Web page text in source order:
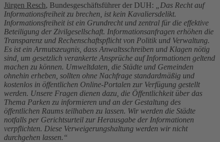
Jürgen Resch, Bundesgeschäftsführer der DUH:
„Das Recht auf
Informationsfreiheit zu brechen, ist kein Kavaliersdelikt.
Informationsfreiheit ist ein Grundrecht und zentral für die effektive
Beteiligung der Zivilgesellschaft. Informationsanfragen erhöhen die
Transparenz und Rechenschaftspflicht von Politik und Verwaltung.
Es ist ein Armutszeugnis, dass Anwaltsschreiben und Klagen nötig
sind, um gesetzlich verankerte Ansprüche auf Informationen geltend
machen zu können. Umweltdaten, die Städte und Gemeinden
ohnehin erheben, sollten ohne Nachfrage standardmäßig und
kostenlos in öffentlichen Online-Portalen zur Verfügung gestellt
werden. Unsere Fragen dienen dazu, die Öffentlichkeit über das
Thema Parken zu informieren und an der Gestaltung des
öffentlichen Raums teilhaben zu lassen. Wir werden die Städte
notfalls per Gerichtsurteil zur Herausgabe der Informationen
verpflichten. Diese Verweigerungshaltung werden wir nicht
durchgehen lassen.“